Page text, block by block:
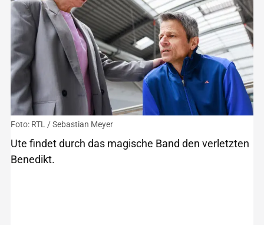
Foto: RTL / Sebastian Meyer
Ute findet durch das magische Band den verletzten
Benedikt.